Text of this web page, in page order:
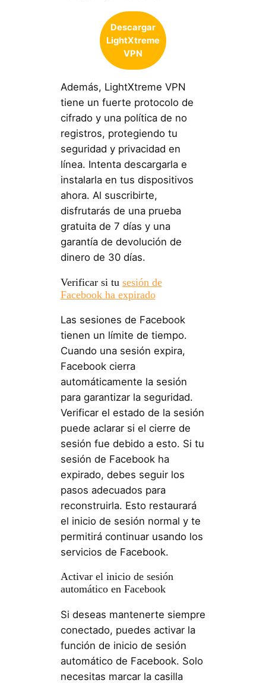
Descargar
LightXtreme
VPN
Además, LightXtreme VPN
tiene un fuerte protocolo de
cifrado y una política de no
registros, protegiendo tu
seguridad y privacidad en
línea. Intenta descargarla e
instalarla en tus dispositivos
ahora. Al suscribirte,
disfrutarás de una prueba
gratuita de 7 días y una
garantía de devolución de
dinero de 30 días.
Verificar si tu sesión de
Facebook ha expirado
Las sesiones de Facebook
tienen un límite de tiempo.
Cuando una sesión expira,
Facebook cierra
automáticamente la sesión
para garantizar la seguridad.
Verificar el estado de la sesión
puede aclarar si el cierre de
sesión fue debido a esto. Si tu
sesión de Facebook ha
expirado, debes seguir los
pasos adecuados para
reconstruirla. Esto restaurará
el inicio de sesión normal y te
permitirá continuar usando los
servicios de Facebook.
Activar el inicio de sesión
automático en Facebook
Si deseas mantenerte siempre
conectado, puedes activar la
función de inicio de sesión
automático de Facebook. Solo
necesitas marcar la casilla